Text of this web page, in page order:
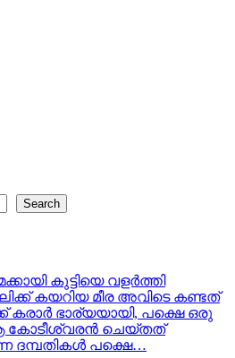
Search
കുട്ടിയെ വളർത്തി
കയറിയ മീര അവിടെ കണ്ടത്
കരാർ ഭാര്യയായി, പക്ഷെ ഒരു
കോടീശ്വരൻ ചെയ്തത്
ദമ്പതികൾ പക്ഷെ…